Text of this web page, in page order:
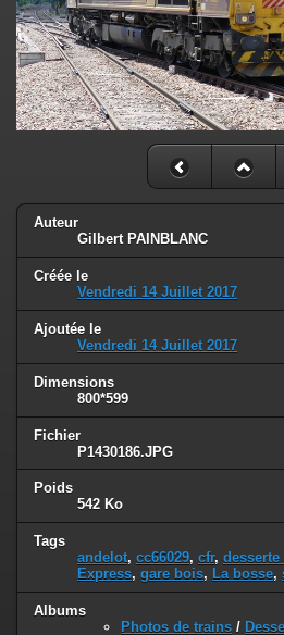
Auteur
Gilbert PAINBLANC
Créée le
Vendredi 14 Juillet 2017
Ajoutée le
Vendredi 14 Juillet 2017
Dimensions
800*599
Fichier
P1430186.JPG
Poids
542 Ko
Tags
andelot, cc66029, cfr, desserte
Express, gare bois, La bosse,
Albums
Photos de trains /